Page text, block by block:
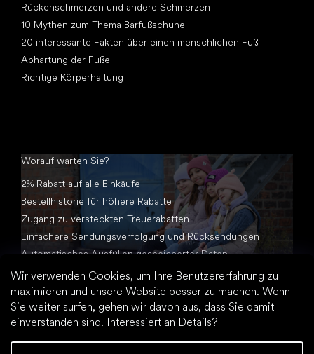
Wir verwenden Cookies, um Ihre Benutzererfahrung zu
maximieren und unsere Website besser zu machen. Wenn
Sie weiter surfen, gehen wir davon aus, dass Sie damit
einverstanden sind. Interessiert an Details?
Rückenschmerzen und andere Schmerzen
10 Mythen zum Thema Barfußschuhe
20 interessante Fakten über einen menschlichen Fuß
Abhärtung der Füße
Richtige Körperhaltung
Worauf warten Sie?
2% Rabatt auf alle Einkäufe
Bestellhistorie für höhere Rabatte
Zugang zu versteckten Treuerabatten
Einfachere Sendungsverfolgung und Rücksendungen
Automatisches Ausfüllen gespeicherter Daten
Alle Dokumente an einem Ort